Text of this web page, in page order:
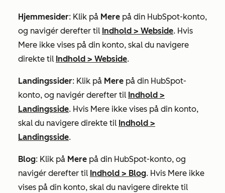
Hjemmesider: Klik på Mere på din HubSpot-konto,
og navigér derefter til Indhold > Webside. Hvis
Mere ikke vises på din konto, skal du navigere
direkte til Indhold > Webside.
Landingssider: Klik på Mere på din HubSpot-
konto, og navigér derefter til Indhold >
Landingsside. Hvis Mere ikke vises på din konto,
skal du navigere direkte til Indhold >
Landingsside.
Blog: Klik på Mere på din HubSpot-konto, og
navigér derefter til Indhold > Blog. Hvis Mere ikke
vises på din konto, skal du navigere direkte til